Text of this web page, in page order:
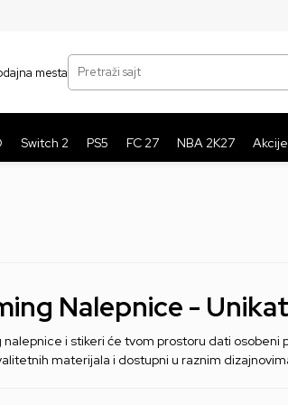
mesta
Pretraži sajt
Switch 2 PS5 FC 27 NBA 2K27 Akcije
Nalepnice -
i stikeri će tvom prostoru dati osobeni
materijala i dostupni u raznim